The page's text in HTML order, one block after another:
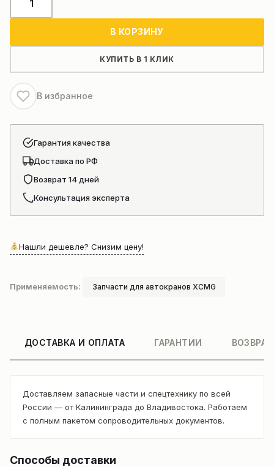
товара
В КОРЗИНУ
КУПИТЬ В 1 КЛИК
В избранное
Гарантия качества
Доставка по РФ
Возврат 14 дней
Консультация эксперта
Нашли дешевле? Снизим цену!
Применяемость: Запчасти для автокранов XCMG
ДОСТАВКА И ОПЛАТА ГАРАНТИИ
Доставляем запасные части и спецтехнику по всей
России — от Калининграда до Владивостока. Работаем
с полным пакетом сопроводительных документов.
Способы доставки